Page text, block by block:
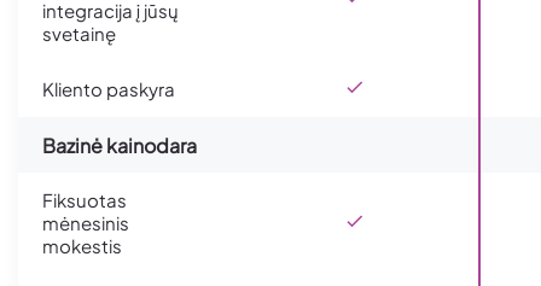
integracija į jūsų
svetainę
Kliento paskyra
Bazinė kainodara
Fiksuotas
mėnesinis
mokestis